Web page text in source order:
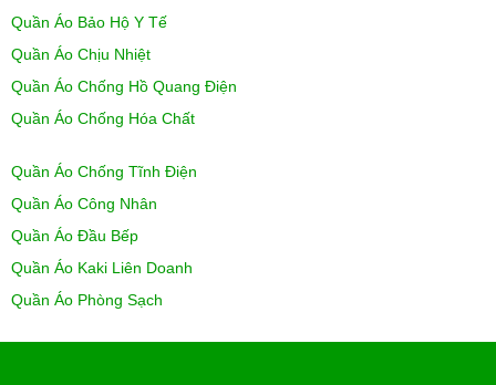
Quần Áo Bảo Hộ Y Tế
Quần Áo Chịu Nhiệt
Quần Áo Chống Hồ Quang Điện
Quần Áo Chống Hóa Chất
Quần Áo Chống Tĩnh Điện
Quần Áo Công Nhân
Quần Áo Đầu Bếp
Quần Áo Kaki Liên Doanh
Quần Áo Phòng Sạch